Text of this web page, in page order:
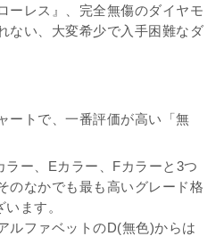
ーレス』、完全無傷のダイヤモ
ない、大変希少で入手困難なダ
ートで、一番評価が高い「無
ラー、Eカラー、Fカラーと3つ
のなかでも最も高いグレード格
ます。
ルファベットのD(無色)からは